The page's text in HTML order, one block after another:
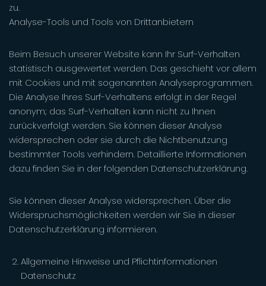
zu.
Analyse-Tools und Tools von Drittanbietern
Beim Besuch unserer Website kann Ihr Surf-Verhalten
statistisch ausgewertet werden. Das geschieht vor allem
mit Cookies und mit sogenannten Analyseprogrammen.
Die Analyse Ihres Surf-Verhaltens erfolgt in der Regel
anonym; das Surf-Verhalten kann nicht zu Ihnen
zurückverfolgt werden. Sie können dieser Analyse
widersprechen oder sie durch die Nichtbenutzung
bestimmter Tools verhindern. Detaillierte Informationen
dazu finden Sie in der folgenden Datenschutzerklärung.
Sie können dieser Analyse widersprechen. Über die
Widerspruchsmöglichkeiten werden wir Sie in dieser
Datenschutzerklärung informieren.
Allgemeine Hinweise und Pflichtinformationen
Datenschutz